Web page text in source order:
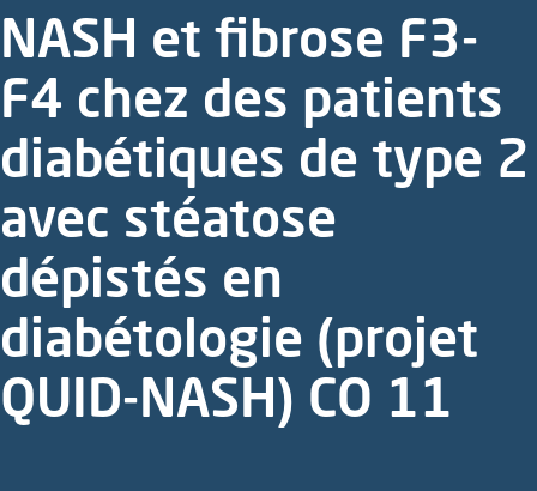
NASH et fibrose F3-
F4 chez des patients
diabétiques de type 2
avec stéatose
dépistés en
diabétologie (projet
QUID-NASH) CO 11